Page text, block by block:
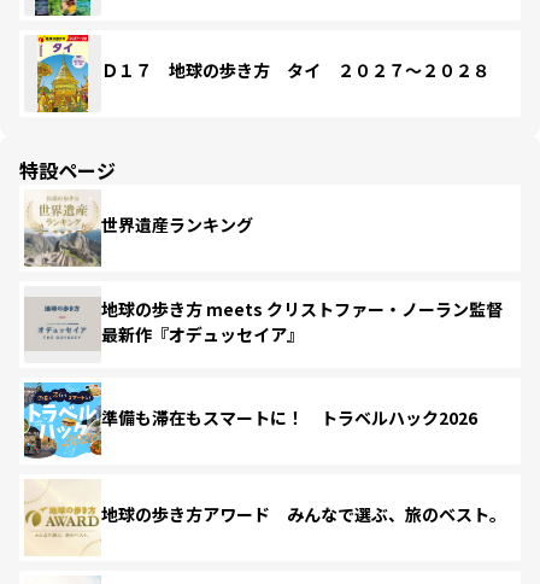
Ｄ１７ 地球の歩き方 タイ ２０２７～２０２８
特設ページ
世界遺産ランキング
地球の歩き方 meets クリストファー・ノーラン監督
最新作『オデュッセイア』
準備も滞在もスマートに！ トラベルハック2026
地球の歩き方アワード みんなで選ぶ、旅のベスト。